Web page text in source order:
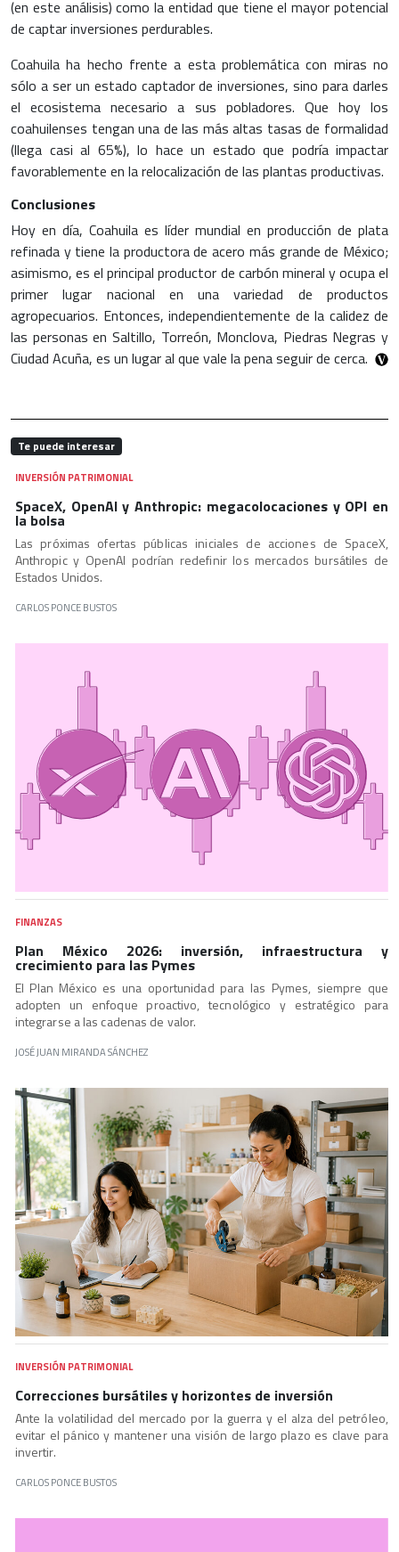
(en este análisis) como la entidad que tiene el mayor potencial
de captar inversiones perdurables.
Coahuila ha hecho frente a esta problemática con miras no
sólo a ser un estado captador de inversiones, sino para darles
el ecosistema necesario a sus pobladores. Que hoy los
coahuilenses tengan una de las más altas tasas de formalidad
(llega casi al 65%), lo hace un estado que podría impactar
favorablemente en la relocalización de las plantas productivas.
Conclusiones
Hoy en día, Coahuila es líder mundial en producción de plata
refinada y tiene la productora de acero más grande de México;
asimismo, es el principal productor de carbón mineral y ocupa el
primer lugar nacional en una variedad de productos
agropecuarios. Entonces, independientemente de la calidez de
las personas en Saltillo, Torreón, Monclova, Piedras Negras y
Ciudad Acuña, es un lugar al que vale la pena seguir de cerca.
Te puede interesar
INVERSIÓN PATRIMONIAL
SpaceX, OpenAI y Anthropic: megacolocaciones y OPI en
la bolsa
Las próximas ofertas públicas iniciales de acciones de SpaceX,
Anthropic y OpenAI podrían redefinir los mercados bursátiles de
Estados Unidos.
CARLOS PONCE BUSTOS
FINANZAS
Plan México 2026: inversión, infraestructura y
crecimiento para las Pymes
El Plan México es una oportunidad para las Pymes, siempre que
adopten un enfoque proactivo, tecnológico y estratégico para
integrarse a las cadenas de valor.
JOSÉ JUAN MIRANDA SÁNCHEZ
INVERSIÓN PATRIMONIAL
Correcciones bursátiles y horizontes de inversión
Ante la volatilidad del mercado por la guerra y el alza del petróleo,
evitar el pánico y mantener una visión de largo plazo es clave para
invertir.
CARLOS PONCE BUSTOS